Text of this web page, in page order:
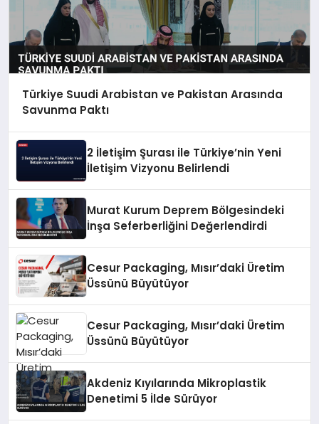
Türkiye Suudi Arabistan ve Pakistan Arasında
Savunma Paktı
2 İletişim Şurası ile Türkiye’nin Yeni
İletişim Vizyonu Belirlendi
Murat Kurum Deprem Bölgesindeki
İnşa Seferberliğini Değerlendirdi
Cesur Packaging, Mısır’daki Üretim
Üssünü Büyütüyor
Cesur Packaging, Mısır’daki Üretim
Üssünü Büyütüyor
Akdeniz Kıyılarında Mikroplastik
Denetimi 5 İlde Sürüyor